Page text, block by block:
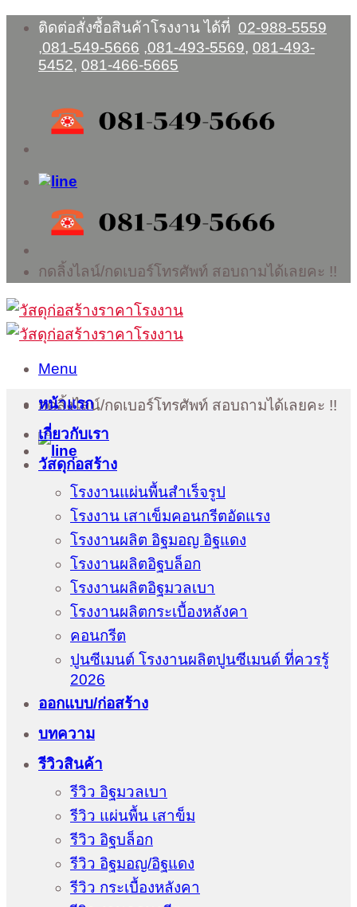
Skip
content
ติดต่อสั่งซื้อสินค้าโรงงาน ได้ที่ 02-988-5559
,081-549-5666 ,081-493-5569, 081-493-
5452, 081-466-5665
กดลิ้งไลน์/กดเบอร์โทรศัพท์ สอบถามได้เลยคะ !!
Menu
กดลิ้งไลน์/กดเบอร์โทรศัพท์ สอบถามได้เลยคะ !!
หน้าแรก
เกี่ยวกับเรา
วัสดุก่อสร้าง
โรงงานแผ่นพื้นสำเร็จรูป
โรงงาน เสาเข็มคอนกรีตอัดแรง
โรงงานผลิต อิฐมอญ อิฐแดง
โรงงานผลิตอิฐบล็อก
โรงงานผลิตอิฐมวลเบา
โรงงานผลิตกระเบื้องหลังคา
คอนกรีต
ปูนซีเมนต์ โรงงานผลิตปูนซีเมนต์ ที่ควรรู้
2026
ออกแบบ/ก่อสร้าง
บทความ
รีวิวสินค้า
รีวิว อิฐมวลเบา
รีวิว แผ่นพื้น เสาข็ม
รีวิว อิฐบล็อก
รีวิว อิฐมอญ/อิฐแดง
รีวิว กระเบื้องหลังคา